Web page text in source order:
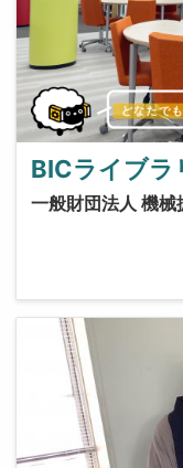
BICライブラ
一般財団法人 機